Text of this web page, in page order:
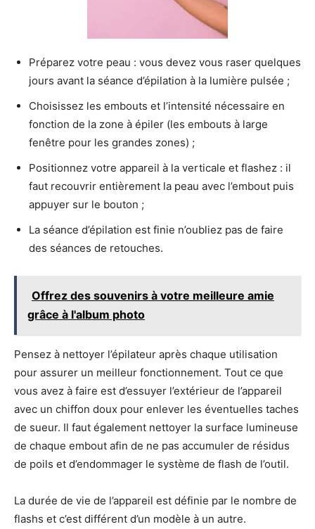
Préparez votre peau : vous devez vous raser quelques
jours avant la séance d’épilation à la lumière pulsée ;
Choisissez les embouts et l’intensité nécessaire en
fonction de la zone à épiler (les embouts à large
fenêtre pour les grandes zones) ;
Positionnez votre appareil à la verticale et flashez : il
faut recouvrir entièrement la peau avec l’embout puis
appuyer sur le bouton ;
La séance d’épilation est finie n’oubliez pas de faire
des séances de retouches.
Offrez des souvenirs à votre meilleure amie
grâce à l'album photo
Pensez à nettoyer l’épilateur après chaque utilisation
pour assurer un meilleur fonctionnement. Tout ce que
vous avez à faire est d’essuyer l’extérieur de l’appareil
avec un chiffon doux pour enlever les éventuelles taches
de sueur. Il faut également nettoyer la surface lumineuse
de chaque embout afin de ne pas accumuler de résidus
de poils et d’endommager le système de flash de l’outil.
La durée de vie de l’appareil est définie par le nombre de
flashs et c’est différent d’un modèle à un autre.